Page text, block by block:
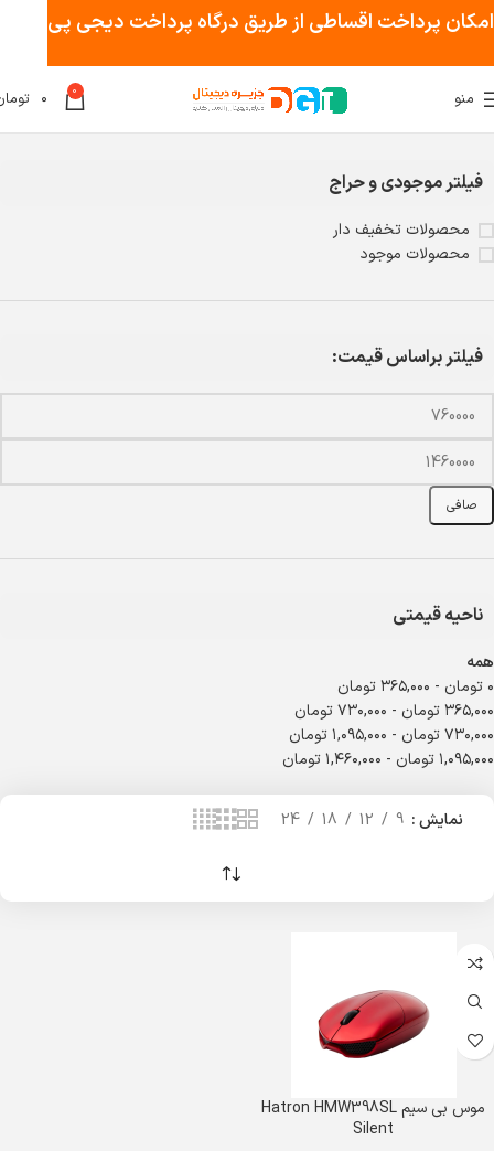
منو 0 ۰
فیلتر موجودی و حراج
محصولات تخفیف دار
محصولات موجود
فیلتر براساس قیمت:
صافی
ناحیه قیمتی
همه
۰ تومان - ۳۶۵,۰۰۰تومان
۳۶۵,۰۰۰تومان - ۷۳۰,۰۰۰تومان
۷۳۰,۰۰۰تومان - ۱,۰۹۵,۰۰۰تومان
۱,۰۹۵,۰۰۰تومان - ۱,۴۶۰,۰۰۰تومان
نمایش 9
12
18
24
موس بی سیم Hatron HMW398SL
Silent
امکان پرداخت اقساطی از طریق درگاه پرداخت دیجی پی